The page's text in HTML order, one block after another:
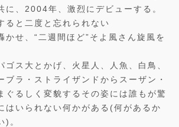
に、2004年、激烈にデビューする。
ると二度と忘れられない
かせ、“二週間ほど”そよ風さん旋風を
ゴス大とかげ、火星人、人魚、白鳥、
ブラ・ストライザンドからスーザン・
ぐるしく変貌するその姿には誰もが驚
はいられない何かがある(何があるか
)。